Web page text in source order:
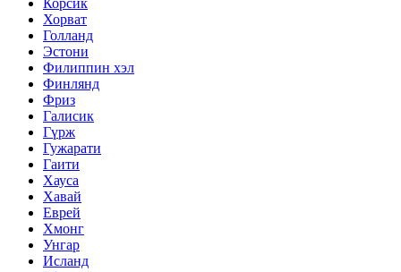
Корсик
Хорват
Голланд
Эстони
Филиппин хэл
Финлянд
Фриз
Галисик
Гүрж
Гужарати
Гаити
Хауса
Хавай
Еврей
Хмонг
Унгар
Исланд